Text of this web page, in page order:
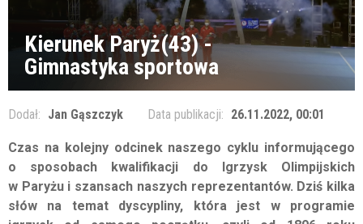
Kierunek Paryż(43) -
Gimnastyka sportowa
Dodał: Jan Gąszczyk Data publikacji: 26.11.2022, 00:01
Czas na kolejny odcinek naszego cyklu informującego
o sposobach kwalifikacji do Igrzysk Olimpijskich
w Paryżu i szansach naszych reprezentantów. Dziś kilka
słów na temat dyscypliny, która jest w programie